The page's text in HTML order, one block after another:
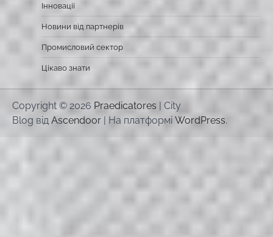
Інновації
Новини від партнерів
Промисловий сектор
Цікаво знати
Copyright © 2026 Praedicatores | City
Blog від Ascendoor | На платформі WordPress.